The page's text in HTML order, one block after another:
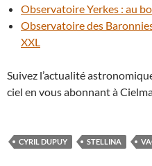
Observatoire Yerkes : au
Observatoire des
XXL
Suivez l’actualité
ciel en vous abonnant à
CYRIL DUPUY STELLINA